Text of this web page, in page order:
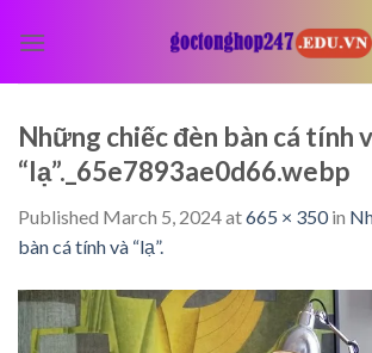
Những chiếc đèn bàn cá tính
“lạ”._65e7893ae0d66.webp
Published March 5, 2024at665 × 350in
bàn cá tính và “lạ”.